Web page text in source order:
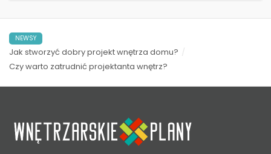
NEWSY
Jak stworzyć dobry projekt wnętrza domu?
Czy warto zatrudnić projektanta wnętrz?